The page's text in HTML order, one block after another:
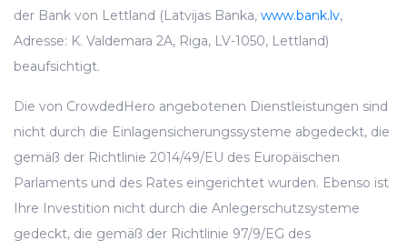
der Bank von Lettland (Latvijas Banka, www.bank.lv,
Adresse: K. Valdemara 2A, Riga, LV-1050, Lettland)
beaufsichtigt.
Die von CrowdedHero angebotenen Dienstleistungen sind
nicht durch die Einlagensicherungssysteme abgedeckt, die
gemäß der Richtlinie 2014/49/EU des Europäischen
Parlaments und des Rates eingerichtet wurden. Ebenso ist
Ihre Investition nicht durch die Anlegerschutzsysteme
gedeckt, die gemäß der Richtlinie 97/9/EG des